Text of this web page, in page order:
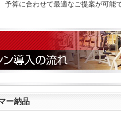
予算に合わせて最適なご提案が可能
ー納品